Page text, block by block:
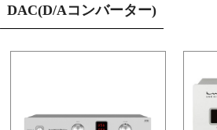
DAC(D/Aコンバーター)